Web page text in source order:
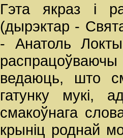
Гэта якраз і
(дырэктар -
- Анатоль
распрацоўваючы
ведаюць, што
гатунку мукі,
смакоўнага
крыніц роднай